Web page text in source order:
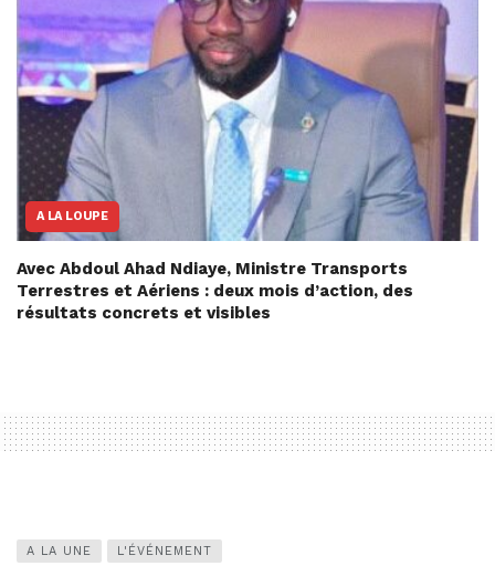
A LA LOUPE
Avec Abdoul Ahad Ndiaye, Ministre Transports
Terrestres et Aériens : deux mois d’action, des
résultats concrets et visibles
A LA UNE L'ÉVÉNEMENT